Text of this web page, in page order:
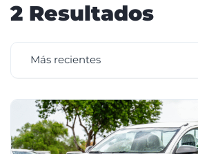
2 Resultados
Más recientes